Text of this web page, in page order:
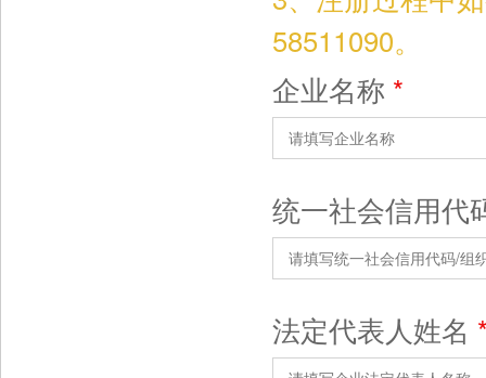
58511090。
企业名称 *
统一社会信用代
法定代表人姓名